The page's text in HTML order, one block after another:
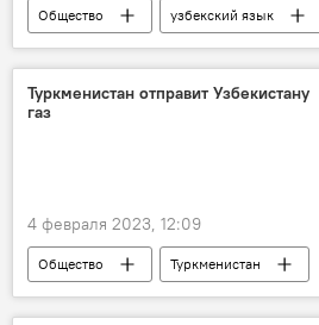
Общество
узбекский язык
Узбекистан
Туркменистан отправит Узбекистану
газ
4 февраля 2023, 12:09
Общество
Туркменистан
Узбекистан
газ помощь